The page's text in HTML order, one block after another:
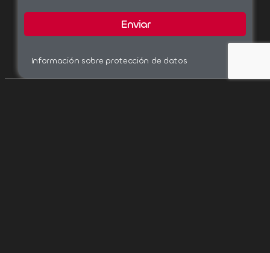
Enviar
Información sobre protección de datos